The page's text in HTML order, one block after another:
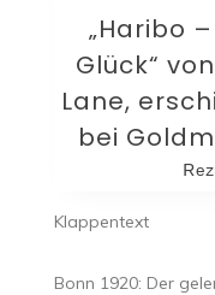
„Haribo
Glück“
Lane,
bei
Klappentext
Bonn 1920: Der